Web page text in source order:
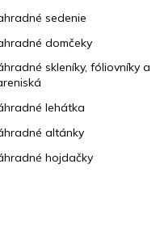
sedenie
domčeky
skleníky, fóliovníky a
lehátka
altánky
hojdačky